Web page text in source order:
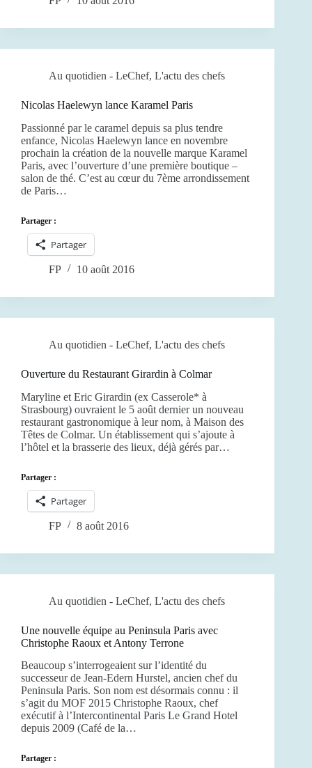
Au quotidien - LeChef, L'actu des chefs
Nicolas Haelewyn lance Karamel Paris
Passionné par le caramel depuis sa plus tendre
enfance, Nicolas Haelewyn lance en novembre
prochain la création de la nouvelle marque Karamel
Paris, avec l’ouverture d’une première boutique –
salon de thé. C’est au cœur du 7ème arrondissement
de Paris…
Partager :
Partager
FP 10 août 2016
Au quotidien - LeChef, L'actu des chefs
Ouverture du Restaurant Girardin à Colmar
Maryline et Eric Girardin (ex Casserole* à
Strasbourg) ouvraient le 5 août dernier un nouveau
restaurant gastronomique à leur nom, à Maison des
Têtes de Colmar. Un établissement qui s’ajoute à
l’hôtel et la brasserie des lieux, déjà gérés par…
Partager :
Partager
FP 8 août 2016
Au quotidien - LeChef, L'actu des chefs
Une nouvelle équipe au Peninsula Paris avec
Christophe Raoux et Antony Terrone
Beaucoup s’interrogeaient sur l’identité du
successeur de Jean-Edern Hurstel, ancien chef du
Peninsula Paris. Son nom est désormais connu : il
s’agit du MOF 2015 Christophe Raoux, chef
exécutif à l’Intercontinental Paris Le Grand Hotel
depuis 2009 (Café de la…
Partager :